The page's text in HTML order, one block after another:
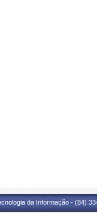
da Informação - (84)